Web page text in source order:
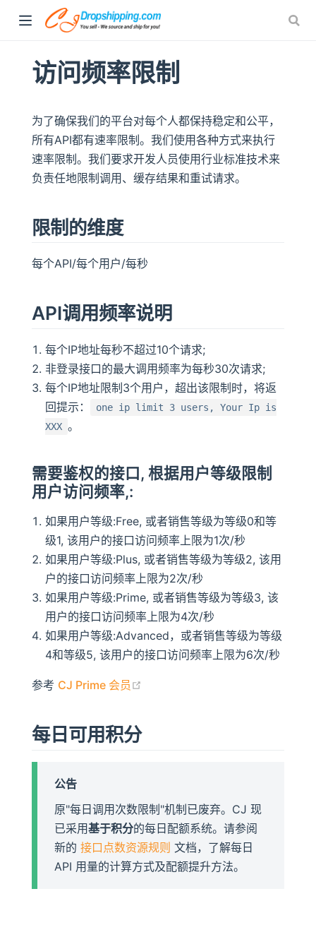
访问频率限制
为了确保我们的平台对每个人都保持稳定和公平，
所有API都有速率限制。我们使用各种方式来执行
速率限制。我们要求开发人员使用行业标准技术来
负责任地限制调用、缓存结果和重试请求。
限制的维度
每个API/每个用户/每秒
API调用频率说明
每个IP地址每秒不超过10个请求;
非登录接口的最大调用频率为每秒30次请求;
每个IP地址限制3个用户，超出该限制时，将返
回提示：
one ip limit 3 users, Your Ip is
XXX 。
需要鉴权的接口, 根据用户等级限制
用户访问频率,:
如果用户等级:Free, 或者销售等级为等级0和等
级1, 该用户的接口访问频率上限为1次/秒
如果用户等级:Plus, 或者销售等级为等级2, 该用
户的接口访问频率上限为2次/秒
如果用户等级:Prime, 或者销售等级为等级3, 该
用户的接口访问频率上限为4次/秒
如果用户等级:Advanced，或者销售等级为等级
4和等级5, 该用户的接口访问频率上限为6次/秒
参考 CJ Prime 会员
每日可用积分
公告
原"每日调用次数限制"机制已废弃。CJ 现
已采用基于积分的每日配额系统。请参阅
新的 接口点数资源规则 文档，了解每日
API 用量的计算方式及配额提升方法。